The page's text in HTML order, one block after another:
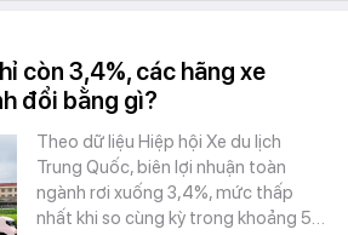
còn 3,4%, các hãng xe
đổi bằng gì?
Theo dữ liệu Hiệp hội Xe du lịch
Trung Quốc, biên lợi nhuận toàn
ngành rơi xuống 3,4%, mức thấp
nhất khi so cùng kỳ trong khoảng 5…